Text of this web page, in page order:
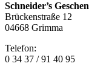
Schneider’s
Brückenstraße 12
04668 Grimma
Telefon:
0 34 37 / 91 40 95